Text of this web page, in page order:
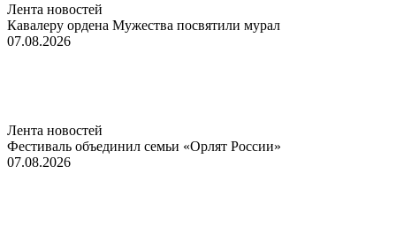
Лента новостей
Кавалеру ордена Мужества посвятили мурал
07.08.2026
Лента новостей
Фестиваль объединил семьи «Орлят России»
07.08.2026